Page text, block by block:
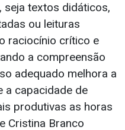
seja textos didáticos,
ou leituras
raciocínio crítico e
a compreensão
adequado melhora a
a capacidade de
produtivas as horas
Cristina Branco